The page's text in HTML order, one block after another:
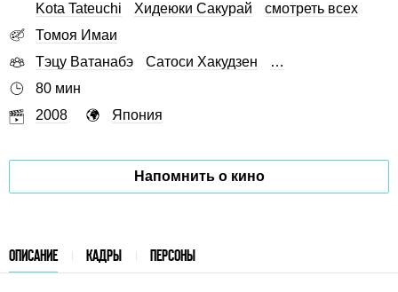
Kota Tateuchi
Хидеюки Сакурай
смотреть всех
Томоя Имаи
Тэцу Ватанабэ
Сатоси Хакудзен
…
80 мин
2008
Япония
Напомнить о кино
ОПИСАНИЕ КАДРЫ ПЕРСОНЫ